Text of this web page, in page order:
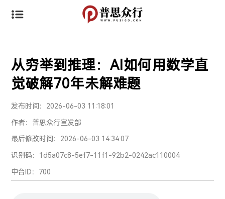
从穷举到推理：AI如何用数学直
觉破解70年未解难题
发布时间：2026-06-03 11:18:01
作者：普思众行宣发部
最后修改时间：2026-06-03 14:34:07
识别码：1d5a07c8-5ef7-11f1-92b2-0242ac110004
中台ID：700